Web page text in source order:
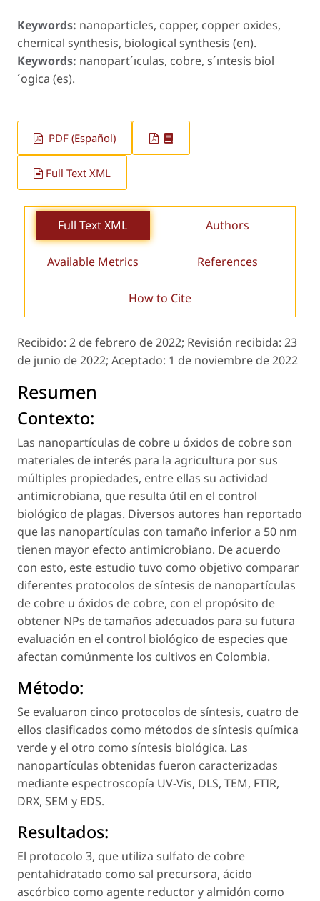
Keywords: nanoparticles, copper, copper oxides,
chemical synthesis, biological synthesis (en).
Keywords: nanopart´ıculas, cobre, s´ıntesis biol
´ogica (es).
PDF (Español)
Full Text XML
Full Text XML Authors
Available Metrics References
How to Cite
Recibido: 2 de febrero de 2022; Revisión recibida: 23
de junio de 2022; Aceptado: 1 de noviembre de 2022
Resumen
Contexto:
Las nanopartículas de cobre u óxidos de cobre son
materiales de interés para la agricultura por sus
múltiples propiedades, entre ellas su actividad
antimicrobiana, que resulta útil en el control
biológico de plagas. Diversos autores han reportado
que las nanopartículas con tamaño inferior a 50 nm
tienen mayor efecto antimicrobiano. De acuerdo
con esto, este estudio tuvo como objetivo comparar
diferentes protocolos de síntesis de nanopartículas
de cobre u óxidos de cobre, con el propósito de
obtener NPs de tamaños adecuados para su futura
evaluación en el control biológico de especies que
afectan comúnmente los cultivos en Colombia.
Método:
Se evaluaron cinco protocolos de síntesis, cuatro de
ellos clasificados como métodos de síntesis química
verde y el otro como síntesis biológica. Las
nanopartículas obtenidas fueron caracterizadas
mediante espectroscopía UV-Vis, DLS, TEM, FTIR,
DRX, SEM y EDS.
Resultados:
El protocolo 3, que utiliza sulfato de cobre
pentahidratado como sal precursora, ácido
ascórbico como agente reductor y almidón como